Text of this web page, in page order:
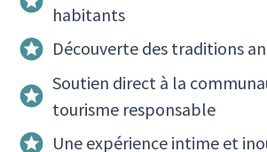
habitants
Découverte des traditions
Soutien direct à la
tourisme responsable
Une expérience intime et